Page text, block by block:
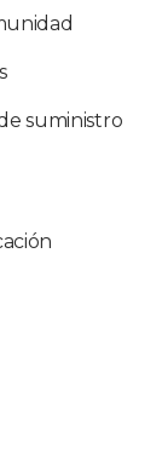
suministro